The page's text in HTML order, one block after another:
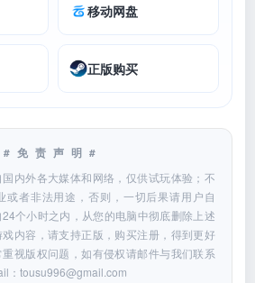
移动网盘
正版购买
#免责声明#
内外各大媒体和网络，仅供试玩体验；不
或者非法用途，否则，一切后果请用户自
个小时之内，从您的电脑中彻底删除上述
内容，请支持正版，购买注册，得到更好
视版权问题，如有侵权请邮件与我们联系
：tousu996@gmail.com